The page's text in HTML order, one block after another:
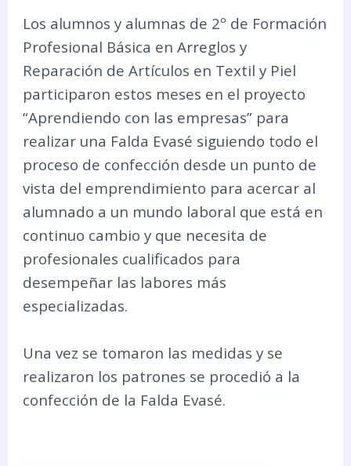
Los alumnos y alumnas de 2º de Formación
Profesional Básica en Arreglos y
Reparación de Artículos en Textil y Piel
participaron estos meses en el proyecto
“Aprendiendo con las empresas” para
realizar una Falda Evasé siguiendo todo el
proceso de confección desde un punto de
vista del emprendimiento para acercar al
alumnado a un mundo laboral que está en
continuo cambio y que necesita de
profesionales cualificados para
desempeñar las labores más
especializadas.
Una vez se tomaron las medidas y se
realizaron los patrones se procedió a la
confección de la Falda Evasé.